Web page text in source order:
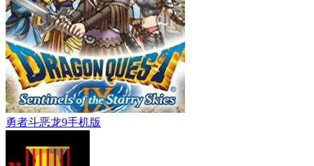
勇者斗恶龙9手机版